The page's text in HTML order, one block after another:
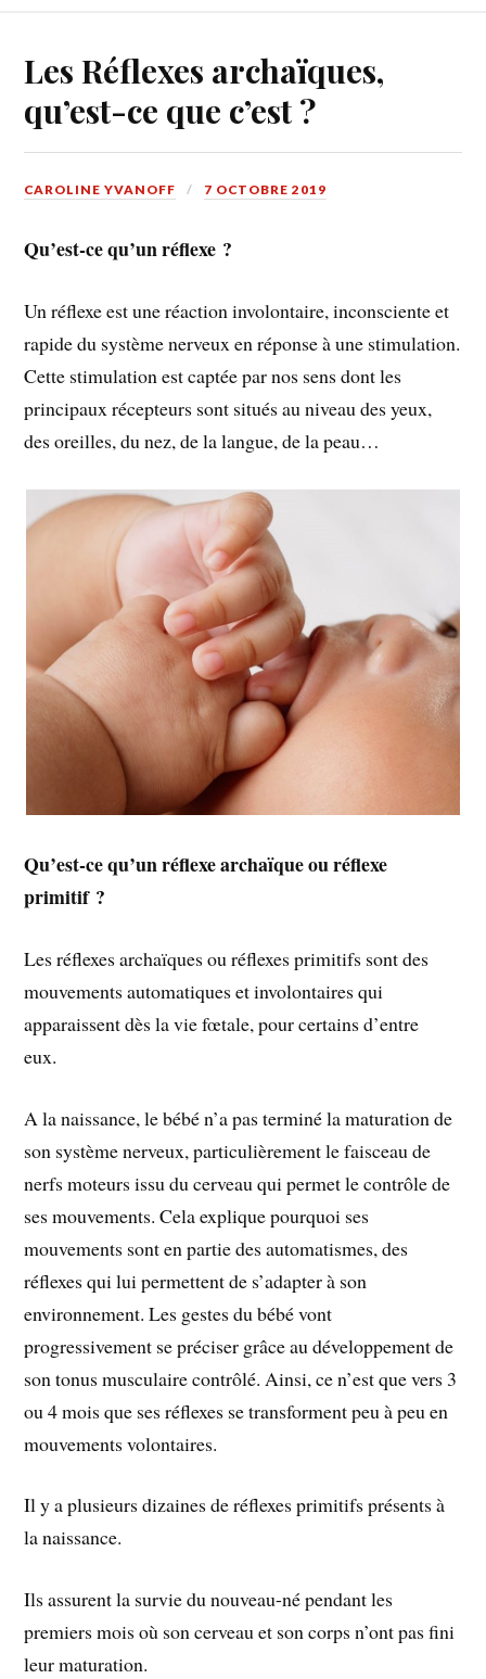
Les Réflexes archaïques,
qu’est-ce que c’est ?
CAROLINE YVANOFF 7 OCTOBRE 2019
Qu’est-ce qu’un réflexe ?
Un réflexe est une réaction involontaire, inconsciente et
rapide du système nerveux en réponse à une stimulation.
Cette stimulation est captée par nos sens dont les
principaux récepteurs sont situés au niveau des yeux,
des oreilles, du nez, de la langue, de la peau…
Qu’est-ce qu’un réflexe archaïque ou réflexe
primitif ?
Les réflexes archaïques ou réflexes primitifs sont des
mouvements automatiques et involontaires qui
apparaissent dès la vie fœtale, pour certains d’entre
eux.
A la naissance, le bébé n’a pas terminé la maturation de
son système nerveux, particulièrement le faisceau de
nerfs moteurs issu du cerveau qui permet le contrôle de
ses mouvements. Cela explique pourquoi ses
mouvements sont en partie des automatismes, des
réflexes qui lui permettent de s’adapter à son
environnement. Les gestes du bébé vont
progressivement se préciser grâce au développement de
son tonus musculaire contrôlé. Ainsi, ce n’est que vers 3
ou 4 mois que ses réflexes se transforment peu à peu en
mouvements volontaires.
Il y a plusieurs dizaines de réflexes primitifs présents à
la naissance.
Ils assurent la survie du nouveau-né pendant les
premiers mois où son cerveau et son corps n’ont pas fini
leur maturation.